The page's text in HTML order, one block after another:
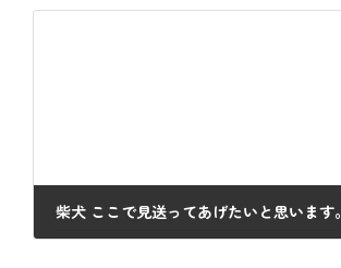
柴犬 ここで見送ってあげたいと思います。